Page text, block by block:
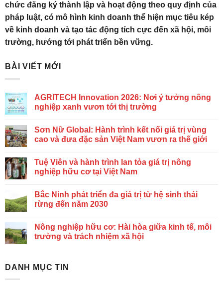
chức đăng ký thành lập và hoạt động theo quy định của
pháp luật, có mô hình kinh doanh thể hiện mục tiêu kép
về kinh doanh và tạo tác động tích cực đến xã hội, môi
trường, hướng tới phát triển bền vững.
BÀI VIẾT MỚI
AGRITECH Innovation 2026: Nơi ý tưởng nông
nghiệp xanh vươn tới thị trường
Sơn Nữ Global: Hành trình kết nối giá trị vùng
cao và đưa đặc sản Việt Nam vươn ra thế giới
Tuệ Viên và hành trình lan tỏa giá trị nông
nghiệp hữu cơ tại Việt Nam
Bắc Ninh phát triển đa giá trị từ hệ sinh thái
rừng đến năm 2030
Nông nghiệp hữu cơ: Hài hòa giữa kinh tế, môi
trường và trách nhiệm xã hội
DANH MỤC TIN